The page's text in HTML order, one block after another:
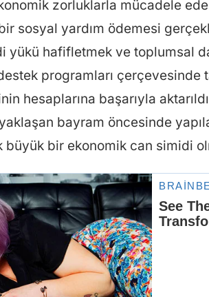
zorluklarla mücadele
sosyal yardım ödemesi
yükü hafifletmek ve toplumsal
programları çerçevesinde
hesaplarına başarıyla
bayram öncesinde
bir ekonomik can simidi